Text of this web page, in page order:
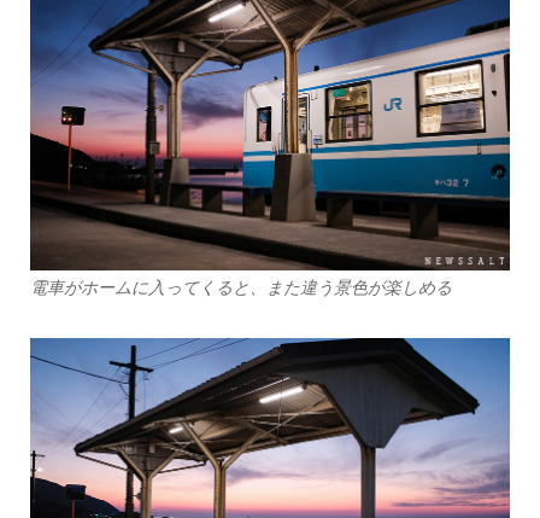
電車がホームに入ってくると、また違う景色が楽しめる